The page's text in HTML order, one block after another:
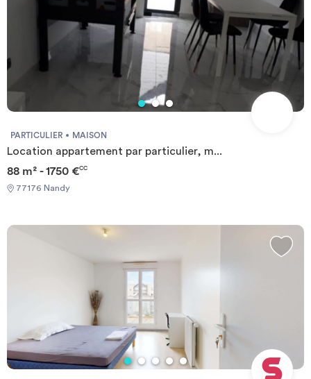
PARTICULIER MAISON
Location appartement par particulier, m...
88 m² - 1750 €CC
77176 Nandy